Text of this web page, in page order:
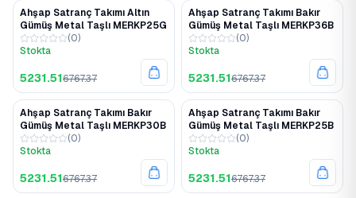
%23
Ahşap Satranç Takımı Altın
Gümüş Metal Taşlı MERKP25G
(0)
Stokta
5231.516767.37
%23
Ahşap Satranç Takımı Bakır
Gümüş Metal Taşlı MERKP36B
(0)
Stokta
5231.516767.37
%23
Ahşap Satranç Takımı Bakır
Gümüş Metal Taşlı MERKP30B
(0)
Stokta
5231.516767.37
%23
Ahşap Satranç Takımı Bakır
Gümüş Metal Taşlı MERKP25B
(0)
Stokta
5231.516767.37